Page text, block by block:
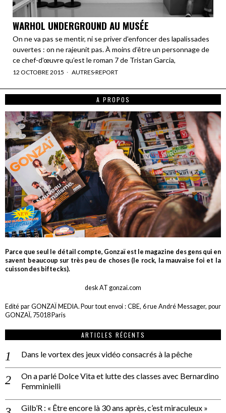
WARHOL UNDERGROUND AU MUSÉE
On ne va pas se mentir, ni se priver d’enfoncer des lapalissades
ouvertes : on ne rajeunit pas. À moins d’être un personnage de
ce chef-d’œuvre qu’est le roman 7 de Tristan Garcia,
12 OCTOBRE 2015 AUTRES·REPORT
A PROPOS
Parce que seul le détail compte, Gonzaï est le magazine des gens qui en
savent beaucoup sur très peu de choses (le rock, la mauvaise foi et la
cuisson des biftecks).
desk AT gonzai.com
Edité par GONZAÏ MEDIA. Pour tout envoi : CBE, 6 rue André Messager, pour
GONZAÏ, 75018 Paris
ARTICLES RÉCENTS
Dans le vortex des jeux vidéo consacrés à la pêche
On a parlé Dolce Vita et lutte des classes avec Bernardino
Femminielli
Gilb’R : « Être encore là 30 ans après, c’est miraculeux »